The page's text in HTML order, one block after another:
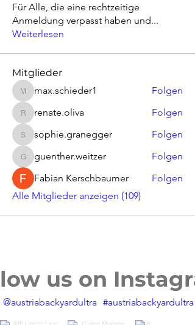
Für Alle, die eine rechtzeitige
Anmeldung verpasst haben und...
Weiterlesen
Mitglieder
max.schieder1
max.schieder1 Folgen
renate.oliva
renate.oliva Folgen
sophie.granegger
sophie.granegger Folgen
guenther.weitzer
guenther.weitzer
Folgen
Fabian Kerschbaumer
Folgen
Alle Mitglieder anzeigen (109)
us on
#austriabackyardultra
@austriabackyardultra